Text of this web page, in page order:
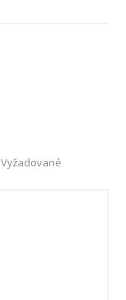
Vyžadované